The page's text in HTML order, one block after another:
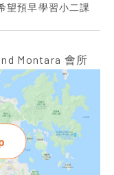
望預早學習小二課
Montara 會所